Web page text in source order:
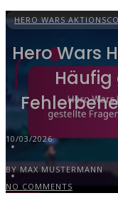
HERO WARS
Hero Wars
10/03/2026
BY MAX MUSTERMANN
NO COMMENTS